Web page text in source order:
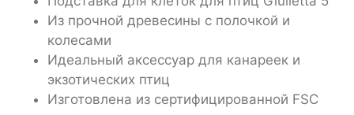
Из прочной древесины с полочкой и
колесами
Идеальный аксессуар для канареек и
экзотических птиц
Изготовлена из сертифицированной FSC